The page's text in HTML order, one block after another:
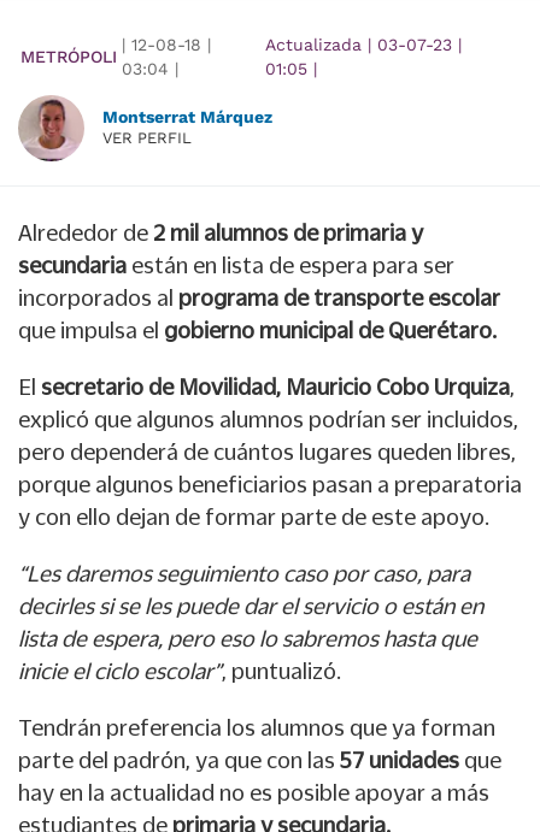
METRÓPOLI
| 12-08-18 |
03:04 |
Actualizada | 03-07-23 |
01:05 |
Montserrat Márquez
VER PERFIL
Alrededor de 2 mil alumnos de primaria y
secundaria están en lista de espera para ser
incorporados al programa de transporte escolar
que impulsa el gobierno municipal de Querétaro.
El secretario de Movilidad, Mauricio Cobo Urquiza,
explicó que algunos alumnos podrían ser incluidos,
pero dependerá de cuántos lugares queden libres,
porque algunos beneficiarios pasan a preparatoria
y con ello dejan de formar parte de este apoyo.
“Les daremos seguimiento caso por caso, para
decirles si se les puede dar el servicio o están en
lista de espera, pero eso lo sabremos hasta que
inicie el ciclo escolar”, puntualizó.
Tendrán preferencia los alumnos que ya forman
parte del padrón, ya que con las 57 unidades que
hay en la actualidad no es posible apoyar a más
estudiantes de primaria y secundaria.